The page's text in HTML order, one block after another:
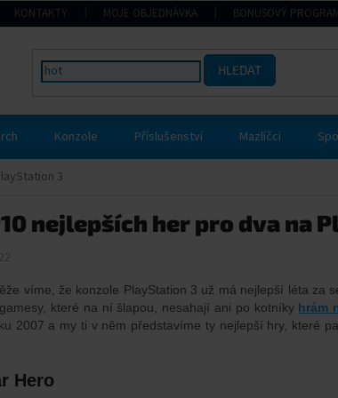
KONTAKTY MOJE OBJEDNÁVKA BONUSOVÝ
HLEDAT
Konzole Příslušenství Mazlíčci
3
nejlepších her pro dva na
víme, že konzole PlayStation 3 už má nejlepší léta za
gamesy, které na ní šlapou, nesahají ani po kotníky hrám
2007 a my ti v něm představíme ty nejlepší hry, které
Hero